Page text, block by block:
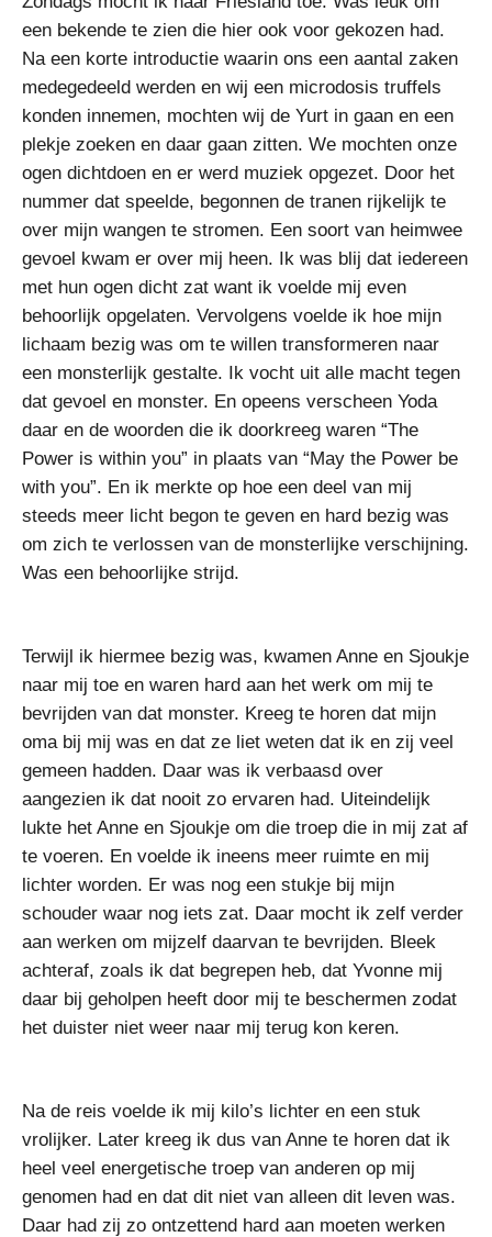
een bekende te zien die hier ook voor gekozen had.
Na een korte introductie waarin ons een aantal zaken
medegedeeld werden en wij een microdosis truffels
konden innemen, mochten wij de Yurt in gaan en een
plekje zoeken en daar gaan zitten. We mochten onze
ogen dichtdoen en er werd muziek opgezet. Door het
nummer dat speelde, begonnen de tranen rijkelijk te
over mijn wangen te stromen. Een soort van heimwee
gevoel kwam er over mij heen. Ik was blij dat iedereen
met hun ogen dicht zat want ik voelde mij even
behoorlijk opgelaten. Vervolgens voelde ik hoe mijn
lichaam bezig was om te willen transformeren naar
een monsterlijk gestalte. Ik vocht uit alle macht tegen
dat gevoel en monster. En opeens verscheen Yoda
daar en de woorden die ik doorkreeg waren “The
Power is within you” in plaats van “May the Power be
with you”. En ik merkte op hoe een deel van mij
steeds meer licht begon te geven en hard bezig was
om zich te verlossen van de monsterlijke verschijning.
Was een behoorlijke strijd.
Terwijl ik hiermee bezig was, kwamen Anne en Sjoukje
naar mij toe en waren hard aan het werk om mij te
bevrijden van dat monster. Kreeg te horen dat mijn
oma bij mij was en dat ze liet weten dat ik en zij veel
gemeen hadden. Daar was ik verbaasd over
aangezien ik dat nooit zo ervaren had. Uiteindelijk
lukte het Anne en Sjoukje om die troep die in mij zat af
te voeren. En voelde ik ineens meer ruimte en mij
lichter worden. Er was nog een stukje bij mijn
schouder waar nog iets zat. Daar mocht ik zelf verder
aan werken om mijzelf daarvan te bevrijden. Bleek
achteraf, zoals ik dat begrepen heb, dat Yvonne mij
daar bij geholpen heeft door mij te beschermen zodat
het duister niet weer naar mij terug kon keren.
Na de reis voelde ik mij kilo’s lichter en een stuk
vrolijker. Later kreeg ik dus van Anne te horen dat ik
heel veel energetische troep van anderen op mij
genomen had en dat dit niet van alleen dit leven was.
Daar had zij zo ontzettend hard aan moeten werken